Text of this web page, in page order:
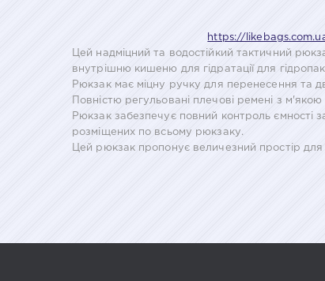
https://
Цей надміцний та водостійкий тактичний
внутрішню кишеню для гідратації для
Рюкзак має міцну ручку для перенесення та
Повністю регульовані плечові ремені з м'якою
Рюкзак забезпечує повний контроль ємності
розміщених по всьому рюкзаку.
Цей рюкзак пропонує величезний простір для